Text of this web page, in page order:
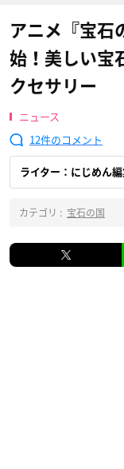
アニメ『宝石
始！美しい宝
クセサリー
ニュース
12
ライター：にじめん
カテゴリ : 宝石の国